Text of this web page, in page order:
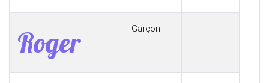
Roger Garçon